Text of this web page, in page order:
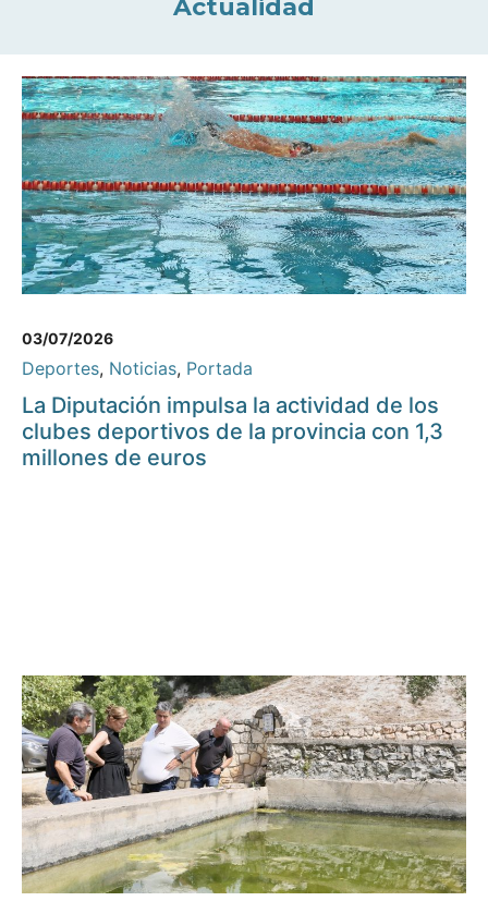
Actualidad
03/07/2026
Deportes, Noticias, Portada
La Diputación impulsa la actividad de los
clubes deportivos de la provincia con 1,3
millones de euros